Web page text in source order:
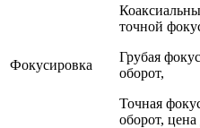
Фокусировка
точной
Грубая
оборот,
Точная
оборот,